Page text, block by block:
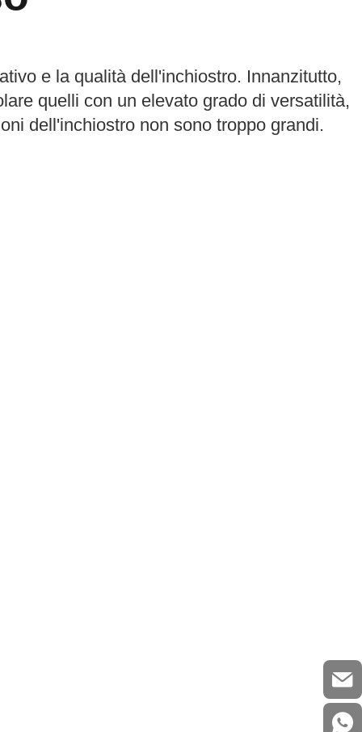
e la qualità dell'inchiostro. Innanzitutto,
quelli con un elevato grado di versatilità,
dell'inchiostro non sono troppo grandi.